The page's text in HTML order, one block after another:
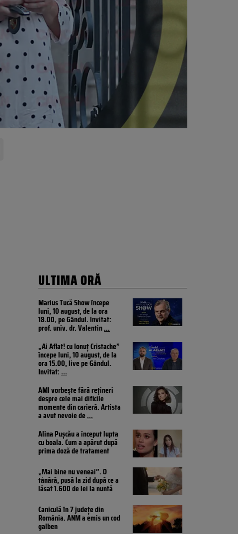
ULTIMA ORĂ
Marius Tucă Show începe
luni, 10 august, de la ora
18.00, pe Gândul. Invitat:
prof. univ. dr. Valentin...
„Ai Aflat! cu Ionuț Cristache”
începe luni, 10 august, de la
ora 15.00, live pe Gândul.
Invitat:...
AMI vorbește fără rețineri
despre cele mai dificile
momente din carieră. Artista
a avut nevoie de...
Alina Pușcău a început lupta
cu boala. Cum a apărut după
prima doză de tratament
„Mai bine nu veneai”. O
tânără, pusă la zid după ce a
lăsat 1.600 de lei la nuntă
Caniculă în 7 județe din
România. ANM a emis un cod
galben